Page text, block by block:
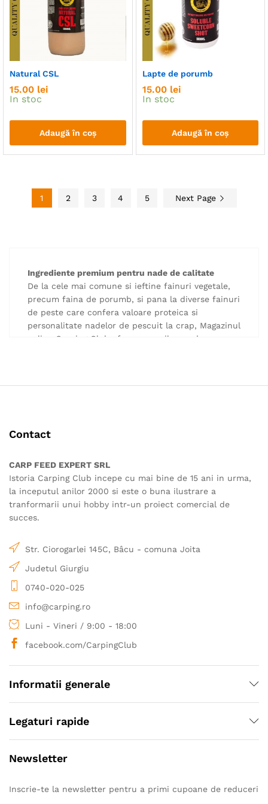
Opțiunile
pot
fi
în
pagina
produsului.
Opțiunile
pot
fi
alese
în
pagina
produsului.
Natural CSL
15.00 lei
In stoc
Adaugă în coș
Lapte de porumb
15.00 lei
In stoc
Adaugă în coș
1 2 3 4 5 Next Page
Ingrediente premium pentru nade de calitate
De la cele mai comune si ieftine fainuri vegetale,
precum faina de porumb, si pana la diverse fainuri
de peste care confera valoare proteica si
personalitate nadelor de pescuit la crap, Magazinul
online Carping Club ofera pescarilor ce doresc sa-
betaina
Protein Konzentrat
Extract din ficat
arome
Magazinul online Carping Club garanteaza calitatea
achizitionate direct de la importanti producatori
Contact
CARP FEED EXPERT SRL
Istoria Carping Club incepe cu mai bine de 15 ani in urma,
la inceputul anilor 2000 si este o buna ilustrare a
tranformarii unui hobby intr-un proiect comercial de
succes.
Str. Ciorogarlei 145C, Bâcu - comuna Joita
Judetul Giurgiu
0740-020-025
info@carping.ro
Luni - Vineri / 9:00 - 18:00
facebook.com/CarpingClub
Informatii generale
Legaturi rapide
Newsletter
Inscrie-te la newsletter pentru a primi cupoane de reduceri